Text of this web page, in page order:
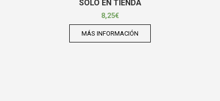
SOLO EN TIENDA
8,25€
MÁS INFORMACIÓN